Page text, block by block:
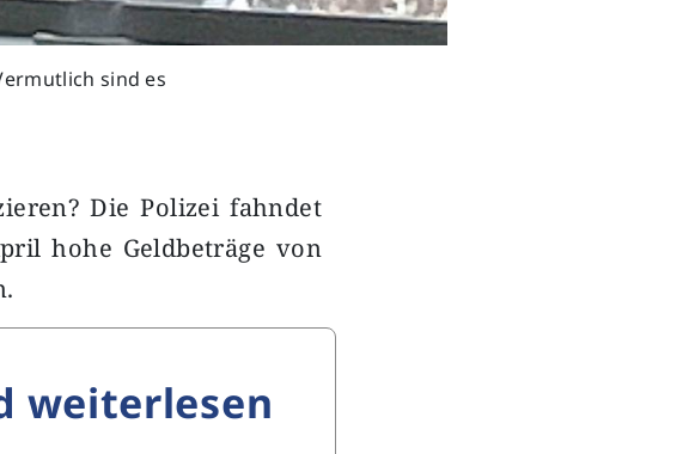
sind es
Die Polizei fahndet
hohe Geldbeträge von
weiterlesen